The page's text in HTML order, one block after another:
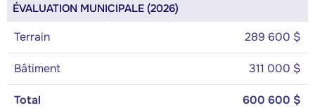
ÉVALUATION MUNICIPALE (2026)
Terrain 289 600 $
Bâtiment 311 000 $
Total
600 600 $